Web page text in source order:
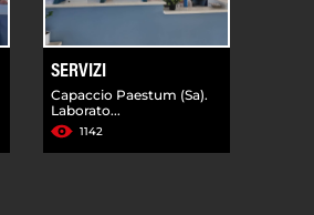
SERVIZI
Capaccio Paestum (Sa).
Laborato...
1142